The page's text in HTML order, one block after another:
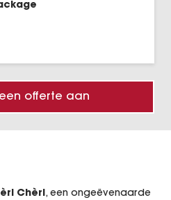
offerte aan
Chèri, een ongeëvenaarde